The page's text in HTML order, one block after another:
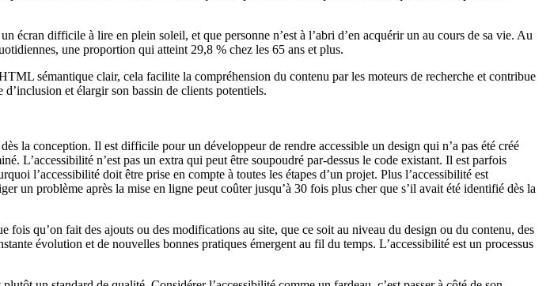
difficile à lire en plein soleil, et que personne n’est à l’abri d’en acquérir un au cours de sa vie. Au
une proportion qui atteint 29,8 % chez les 65 ans et plus.
sémantique clair, cela facilite la compréhension du contenu par les moteurs de recherche et contribue
et élargir son bassin de clients potentiels.
la conception. Il est difficile pour un développeur de rendre accessible un design qui n’a pas été créé
L’accessibilité n’est pas un extra qui peut être soupoudré par-dessus le code existant. Il est parfois
l’accessibilité doit être prise en compte à toutes les étapes d’un projet. Plus l’accessibilité est
un problème après la mise en ligne peut coûter jusqu’à 30 fois plus cher que s’il avait été identifié dès la
qu’on fait des ajouts ou des modifications au site, que ce soit au niveau du design ou du contenu, des
évolution et de nouvelles bonnes pratiques émergent au fil du temps. L’accessibilité est un processus